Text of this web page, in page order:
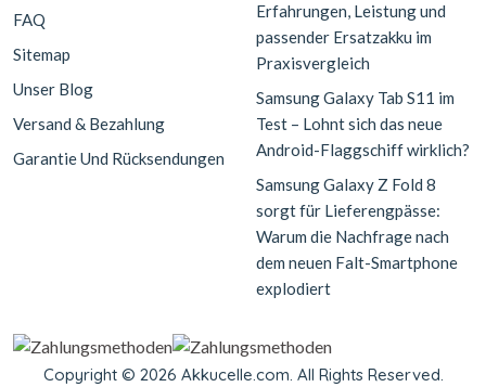
FAQ
Sitemap
Unser Blog
Versand & Bezahlung
Garantie Und Rücksendungen
Erfahrungen, Leistung und
passender Ersatzakku im
Praxisvergleich
Samsung Galaxy Tab S11 im
Test – Lohnt sich das neue
Android-Flaggschiff wirklich?
Samsung Galaxy Z Fold 8
sorgt für Lieferengpässe:
Warum die Nachfrage nach
dem neuen Falt-Smartphone
explodiert
Copyright © 2026 Akkucelle.com. All Rights Reserved.